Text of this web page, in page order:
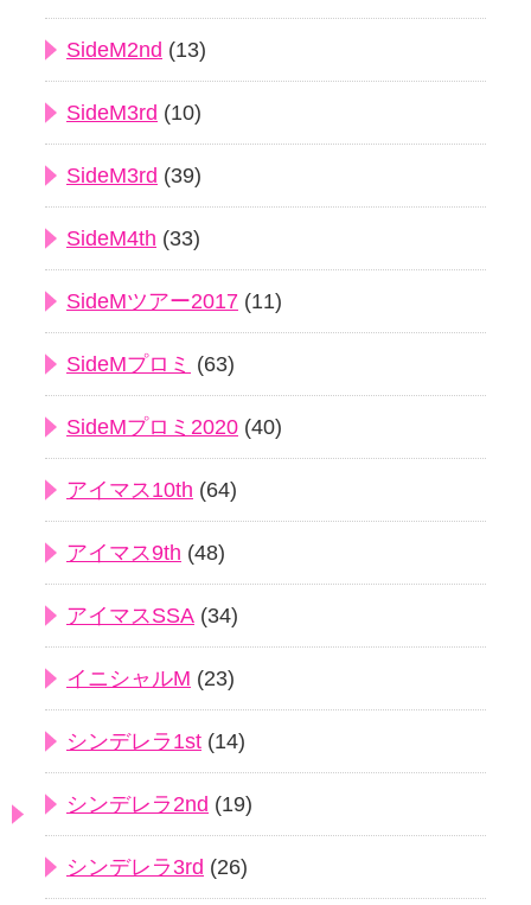
SideM2nd (13)
SideM3rd (10)
SideM3rd (39)
SideM4th (33)
SideMツアー2017 (11)
SideMプロミ (63)
SideMプロミ2020 (40)
アイマス10th (64)
アイマス9th (48)
アイマスSSA (34)
イニシャルM (23)
シンデレラ1st (14)
シンデレラ2nd (19)
シンデレラ3rd (26)